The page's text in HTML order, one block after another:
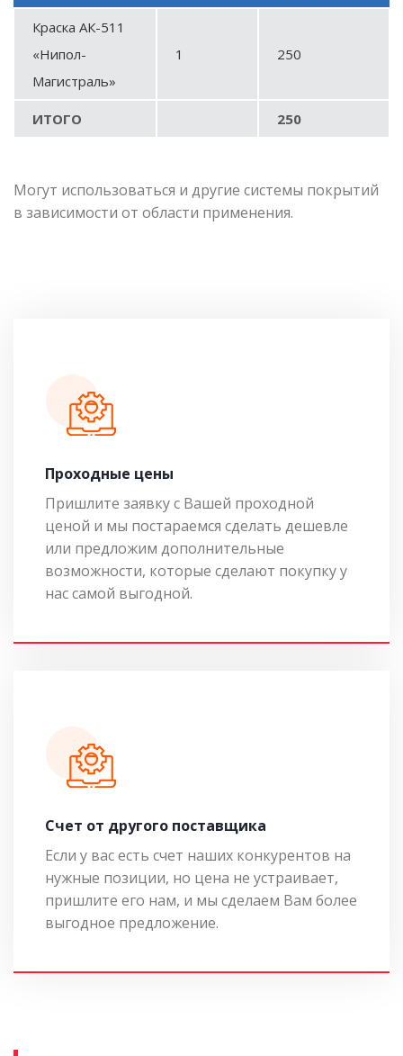
Краска АК-511
«Нипол-
Магистраль»
1 250
ИТОГО 250
Могут использоваться и другие системы покрытий
в зависимости от области применения.
Проходные цены
Пришлите заявку с Вашей проходной
ценой и мы постараемся сделать дешевле
или предложим дополнительные
возможности, которые сделают покупку у
нас самой выгодной.
Cчет от другого поставщика
Если у вас есть счет наших конкурентов на
нужные позиции, но цена не устраивает,
пришлите его нам, и мы сделаем Вам более
выгодное предложение.